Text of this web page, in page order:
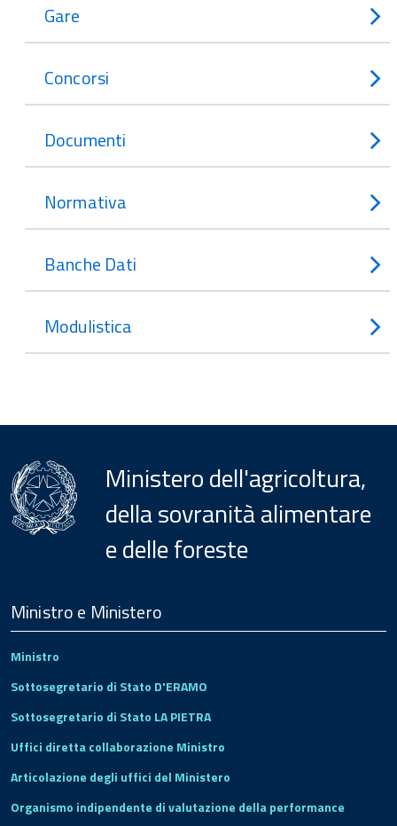
Gare
Concorsi
Documenti
Normativa
Banche Dati
Modulistica
Ministero dell'agricoltura,
della sovranità alimentare
e delle foreste
Footer
Ministro e Ministero
Ministro
Sottosegretario di Stato D'ERAMO
Sottosegretario di Stato LA PIETRA
Uffici diretta collaborazione Ministro
Articolazione degli uffici del Ministero
Organismo indipendente di valutazione della performance